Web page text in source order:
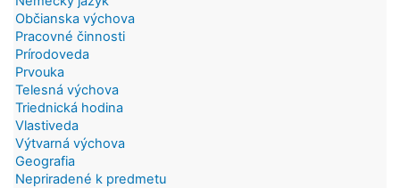
Občianska výchova
Pracovné činnosti
Prírodoveda
Prvouka
Telesná výchova
Triednická hodina
Vlastiveda
Výtvarná výchova
Geografia
Nepriradené k predmetu